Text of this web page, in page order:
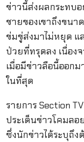
ข่าวนี้ส่งผลกระทบ
ชายของเขาถึงขนา
ข่มขู่ส่งมาไม่หยุด แ
ป่วยที่ทรุดลง เนื่อง
เมื่อมีข่าวลือนี้ออกม
ในที่สุด
รายการ Section
ประเด็นข่าวโคมลอ
ซึ่งนักข่าวได้ระบุถึง